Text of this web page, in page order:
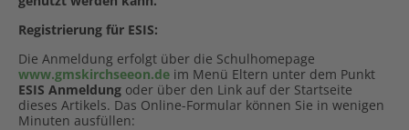
Registrierung für ESIS:
Die Anmeldung erfolgt über die Schulhomepage
www.gmskirchseeon.de im Menü Eltern unter dem Punkt
ESIS Anmeldung oder über den Link auf der Startseite
dieses Artikels. Das Online-Formular können Sie in wenigen
Minuten ausfüllen: